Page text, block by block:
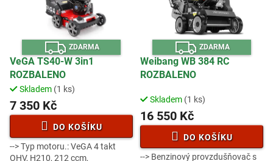
d
u
k
ů
Z
D
A
R
M
A
ZDARMA
VeGA TS40-W 3in1
ROZBALENO
Průměrné
hodnocení
produktu
3,5
z
Skladem (1 ks)
7 350 Kč
DO KOŠÍKU
--> Typ motoru.: VeGA 4 takt
OHV, H210, 212 ccm,
Z
D
A
R
M
ZDARMA
Weibang WB 384 RC
ROZBALENO
Skladem (1 ks)
16 550 Kč
DO KOŠÍKU
--> Benzinový provzdušňovač s